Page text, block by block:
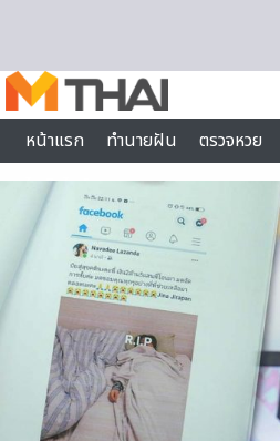
หน้าแรก
ทำนายฝัน ตรวจหวย
ไลฟ์สไตล์